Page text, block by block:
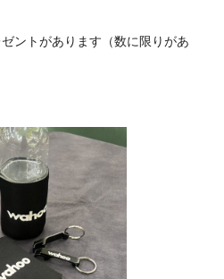
ゼントがあります（数に限りがあ